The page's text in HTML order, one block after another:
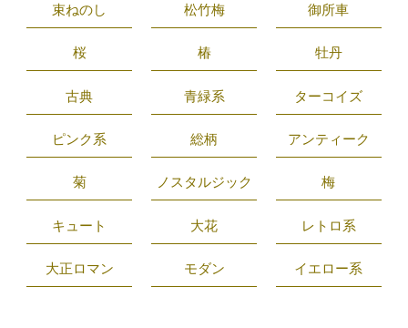
束ねのし 松竹梅 御所車
桜 椿 牡丹
古典 青緑系 ターコイズ
ピンク系 総柄 アンティーク
菊 ノスタルジック 梅
キュート 大花 レトロ系
大正ロマン モダン イエロー系